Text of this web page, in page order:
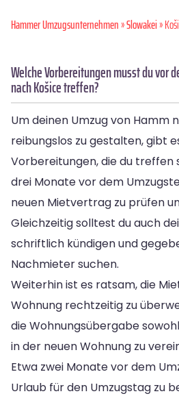
Hammer Umzugsunternehmen»Slowakei»
Welche Vorbereitungen musst du vor
nach Košice treffen?
Um deinen Umzug von Hamm
reibungslos zu gestalten, gibt
Vorbereitungen, die du treffen
drei Monate vor dem
neuen Mietvertrag zu prüfen
Gleichzeitig solltest du auch
schriftlich kündigen und
Nachmieter suchen.
Weiterhin ist es ratsam, die
Wohnung rechtzeitig zu
die Wohnungsübergabe
in der neuen Wohnung zu
Etwa zwei Monate vor dem
Urlaub für den Umzugstag zu